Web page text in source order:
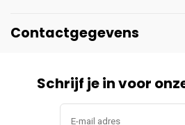
Contactgegevens
Schrijf je in voor